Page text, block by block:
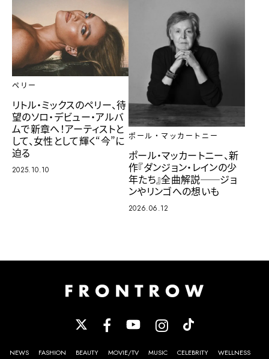
ペリー
リトル・ミックスのペリー、待
望のソロ・デビュー・アルバ
ムで新章へ！アーティストと
して、女性として輝く“今”に
迫る
2025.10.10
ポール・マッカートニー
ポール・マッカートニー、新
作『ダンジョン・レインの少
年たち』全曲解説──ジョ
ンやリンゴへの想いも
2026.06.12
NEWS FASHION BEAUTY MOVIE/TV MUSIC CELEBRITY
WELLNESS